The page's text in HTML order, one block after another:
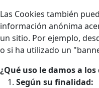
Las Cookies también
información anónima
un sitio. Por ejemplo,
o si ha utilizado un
¿Qué uso le damos a
Según su finalidad: